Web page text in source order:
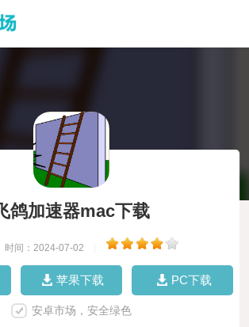
飞鸽加速器mac下载
时间：2024-07-02
苹果下载 PC下载
安卓市场，安全绿色